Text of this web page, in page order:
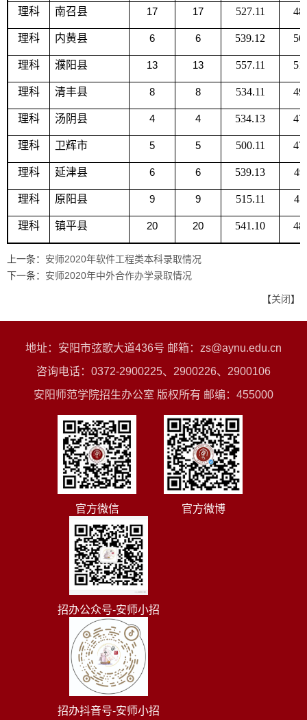
理科 南召县 17 17 527.11
理科 内黄县 6 6 539.12
理科 濮阳县 13 13 557.11
理科 清丰县 8 8 534.11
理科 汤阴县 4 4 534.13
理科 卫辉市 5 5 500.11
理科 延津县 6 6 539.13
理科 原阳县 9 9 515.11
理科 镇平县 20 20 541.10
上一条： 安师2020年软件工程类本科录取情况
下一条： 安师2020年中外合作办学录取情况
【关闭】
地址：安阳市弦歌大道436号 邮箱：zs@aynu.edu.cn
咨询电话：0372-2900225、2900226、2900106
安阳师范学院招生办公室 版权所有 邮编：455000
官方微信 官方微博
招办公众号-安师小招
招办抖音号-安师小招